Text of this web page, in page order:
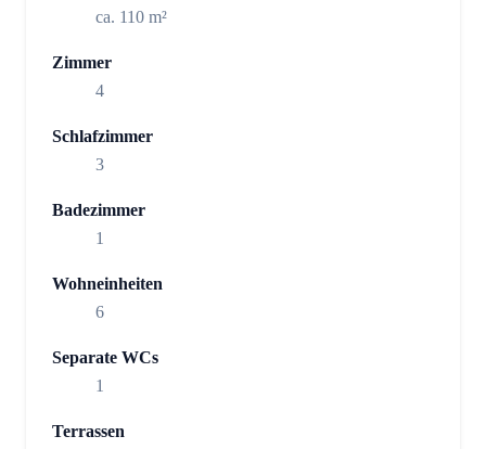
ca. 110 m²
Zimmer
4
Schlafzimmer
3
Badezimmer
1
Wohneinheiten
6
Separate WCs
1
Terrassen